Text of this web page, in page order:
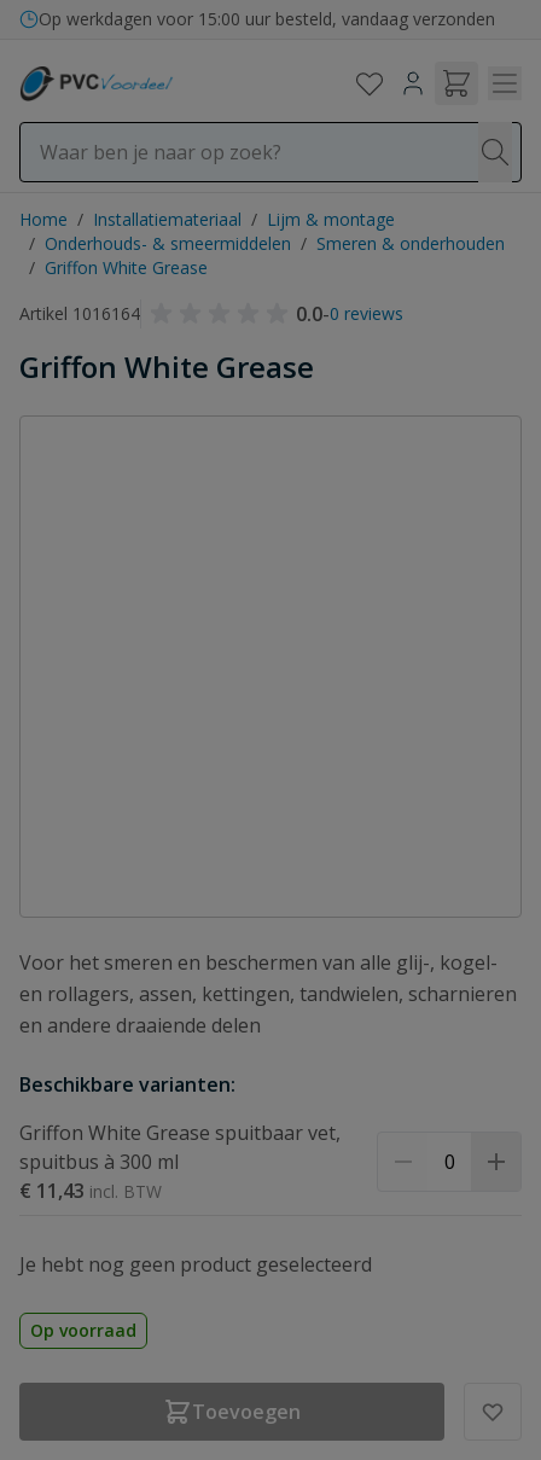
Ga naar de inhoud
Op werkdagen voor 15:00 uur besteld, vandaag verzonden
Home / Installatiemateriaal / Lijm & montage
/ Onderhouds- & smeermiddelen / Smeren & onderhouden
/ Griffon White Grease
Artikel 1016164
0.0-0 reviews
Griffon White Grease
Voor het smeren en beschermen van alle glij-, kogel-
en rollagers, assen, kettingen, tandwielen, scharnieren
en andere draaiende delen
Beschikbare varianten:
Griffon White Grease spuitbaar vet,
spuitbus à 300 ml
€ 11,43
Je hebt nog geen product geselecteerd
Op voorraad
Toevoegen